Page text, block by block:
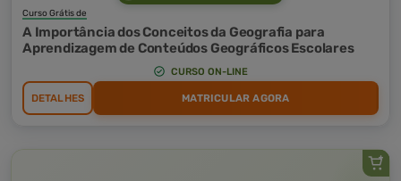
Curso Grátis de
A Importância dos Conceitos da Geografia para
Aprendizagem de Conteúdos Geográficos Escolares
CURSO ON-LINE
DETALHES MATRICULAR AGORA